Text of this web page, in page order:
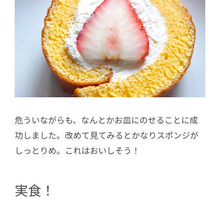
危ういながらも、なんとかお皿にのせることに成
功しました。改めて見てみるとかなりスポンジが
しっとりめ。これはおいしそう！
実食！